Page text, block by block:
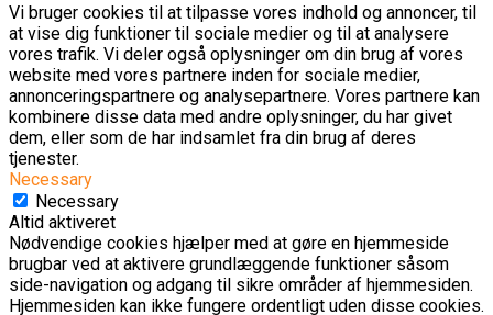
Vi bruger cookies til at tilpasse vores indhold og annoncer, til
at vise dig funktioner til sociale medier og til at analysere
vores trafik. Vi deler også oplysninger om din brug af vores
website med vores partnere inden for sociale medier,
annonceringspartnere og analysepartnere. Vores partnere kan
kombinere disse data med andre oplysninger, du har givet
dem, eller som de har indsamlet fra din brug af deres
tjenester.
Necessary
Necessary
Altid aktiveret
Nødvendige cookies hjælper med at gøre en hjemmeside
brugbar ved at aktivere grundlæggende funktioner såsom
side-navigation og adgang til sikre områder af hjemmesiden.
Hjemmesiden kan ikke fungere ordentligt uden disse cookies.